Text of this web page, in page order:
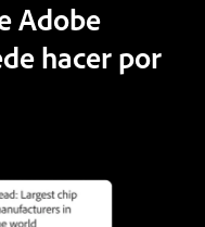
Adobe
hacer por